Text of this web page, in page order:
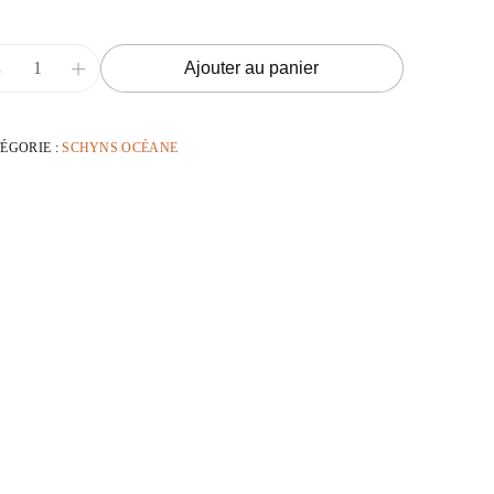
+ Ajouter au panier
:SCHYNS OCÉANE